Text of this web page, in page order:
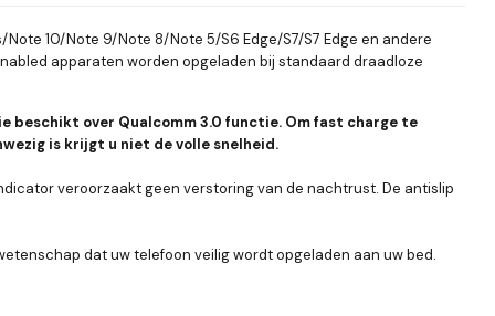
Note 10/Note 9/Note 8/Note 5/S6 Edge/S7/S7 Edge en andere
apparaten worden opgeladen bij standaard draadloze
beschikt over Qualcomm 3.0 functie. Om fast charge te
is krijgt u niet de volle snelheid.
veroorzaakt geen verstoring van de nachtrust. De antislip
dat uw telefoon veilig wordt opgeladen aan uw bed.